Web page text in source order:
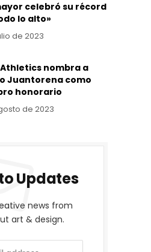
celebró su récord
lo alto»
de 2023
nombra a
Juantorena como
honorario
de 2023
Updates
news from
art & design.